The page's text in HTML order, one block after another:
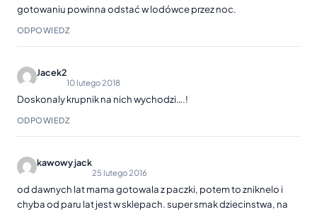
gotowaniu powinna odstać w lodówce przez noc.
ODPOWIEDZ
Jacek2
10 lutego 2018
Doskonaly krupnik na nich wychodzi….!
ODPOWIEDZ
kawowy jack
25 lutego 2016
od dawnych lat mama gotowala z paczki, potem to zniknelo i
chyba od paru lat jest w sklepach. super smak dziecinstwa, na